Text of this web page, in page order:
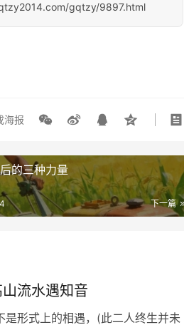
gqtzy/9897.html
海报
的三种力量
下一篇
流水遇知音
形式上的相遇，(此二人终生并未